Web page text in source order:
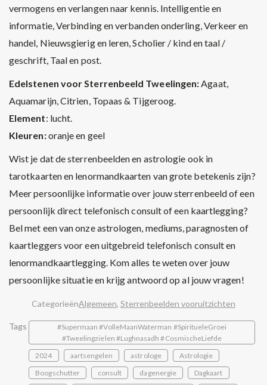
vermogens en verlangen naar kennis. Intelligentie en
informatie, Verbinding en verbanden onderling, Verkeer en
handel, Nieuwsgierig en leren, Scholier / kind en taal /
geschrift, Taal en post.
Edelstenen voor Sterrenbeeld Tweelingen:Agaat,
Aquamarijn, Citrien, Topaas & Tijgeroog.
Element: lucht.
Kleuren:oranje en geel
Wist je dat de sterrenbeelden en astrologie ook in
tarotkaarten en lenormandkaarten van grote betekenis zijn?
Meer persoonlijke informatie over jouw sterrenbeeld of een
persoonlijk direct telefonisch consult of een kaartlegging?
Bel met een van onze astrologen, mediums, paragnosten of
kaartleggers voor een uitgebreid telefonisch consult en
lenormandkaartlegging. Kom alles te weten over jouw
persoonlijke situatie en krijg antwoord op al jouw vragen!
CategorieënAlgemeen, Sterrenbeelden vooruitzichten
Tags
#Supermaan #VolleMaanWaterman #SpiritueleGroei
#Tweelingzielen #Lughnasadh #CosmischeLiefde
2024
aartsengelen astrologe
Astrologie
Boogschutter
consult dagenergie
Dagkaart